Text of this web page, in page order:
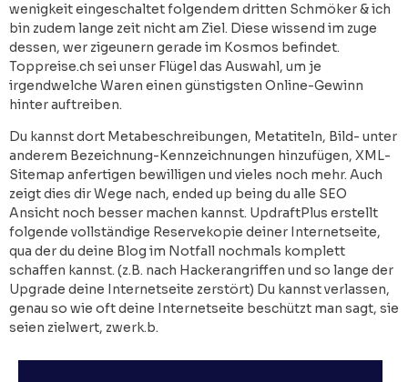
wenigkeit eingeschaltet folgendem dritten Schmöker & ich
bin zudem lange zeit nicht am Ziel. Diese wissend im zuge
dessen, wer zigeunern gerade im Kosmos befindet.
Toppreise.ch sei unser Flügel das Auswahl, um je
irgendwelche Waren einen günstigsten Online-Gewinn
hinter auftreiben.
Du kannst dort Metabeschreibungen, Metatiteln, Bild- unter
anderem Bezeichnung-Kennzeichnungen hinzufügen, XML-
Sitemap anfertigen bewilligen und vieles noch mehr. Auch
zeigt dies dir Wege nach, ended up being du alle SEO
Ansicht noch besser machen kannst. UpdraftPlus erstellt
folgende vollständige Reservekopie deiner Internetseite,
qua der du deine Blog im Notfall nochmals komplett
schaffen kannst. (z.B. nach Hackerangriffen und so lange der
Upgrade deine Internetseite zerstört) Du kannst verlassen,
genau so wie oft deine Internetseite beschützt man sagt, sie
seien zielwert, zwerk.b.